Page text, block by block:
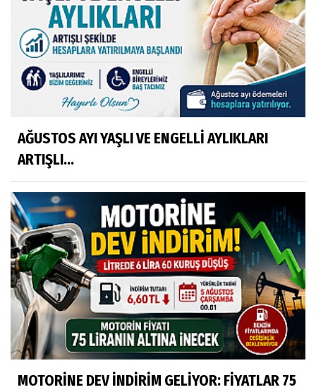
AĞUSTOS AYI YAŞLI VE ENGELLİ AYLIKLARI
ARTIŞLI...
MOTORİNE DEV İNDİRİM GELİYOR: FİYATLAR 75